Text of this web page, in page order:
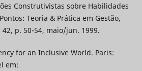
Construtivistas sobre Habilidades
Teoria & Prática em Gestão,
p. 50-54, maio/jun. 1999.
for an Inclusive World. Paris:
em: